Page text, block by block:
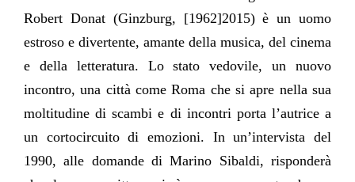
Robert Donat (Ginzburg, [1962]2015) è un uomo
estroso e divertente, amante della musica, del cinema
e della letteratura. Lo stato vedovile, un nuovo
incontro, una città come Roma che si apre nella sua
moltitudine di scambi e di incontri porta l’autrice a
un cortocircuito di emozioni. In un’intervista del
1990, alle domande di Marino Sibaldi, risponderà